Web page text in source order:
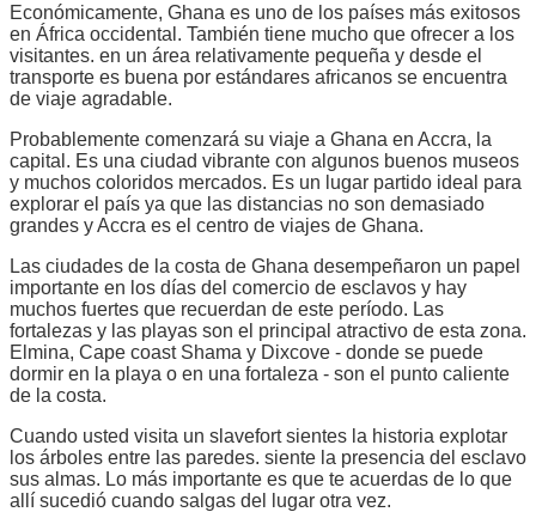
Económicamente, Ghana es uno de los países más exitosos
en África occidental. También tiene mucho que ofrecer a los
visitantes. en un área relativamente pequeña y desde el
transporte es buena por estándares africanos se encuentra
de viaje agradable.
Probablemente comenzará su viaje a Ghana en Accra, la
capital. Es una ciudad vibrante con algunos buenos museos
y muchos coloridos mercados. Es un lugar partido ideal para
explorar el país ya que las distancias no son demasiado
grandes y Accra es el centro de viajes de Ghana.
Las ciudades de la costa de Ghana desempeñaron un papel
importante en los días del comercio de esclavos y hay
muchos fuertes que recuerdan de este período. Las
fortalezas y las playas son el principal atractivo de esta zona.
Elmina, Cape coast Shama y Dixcove - donde se puede
dormir en la playa o en una fortaleza - son el punto caliente
de la costa.
Cuando usted visita un slavefort sientes la historia explotar
los árboles entre las paredes. siente la presencia del esclavo
sus almas. Lo más importante es que te acuerdas de lo que
allí sucedió cuando salgas del lugar otra vez.